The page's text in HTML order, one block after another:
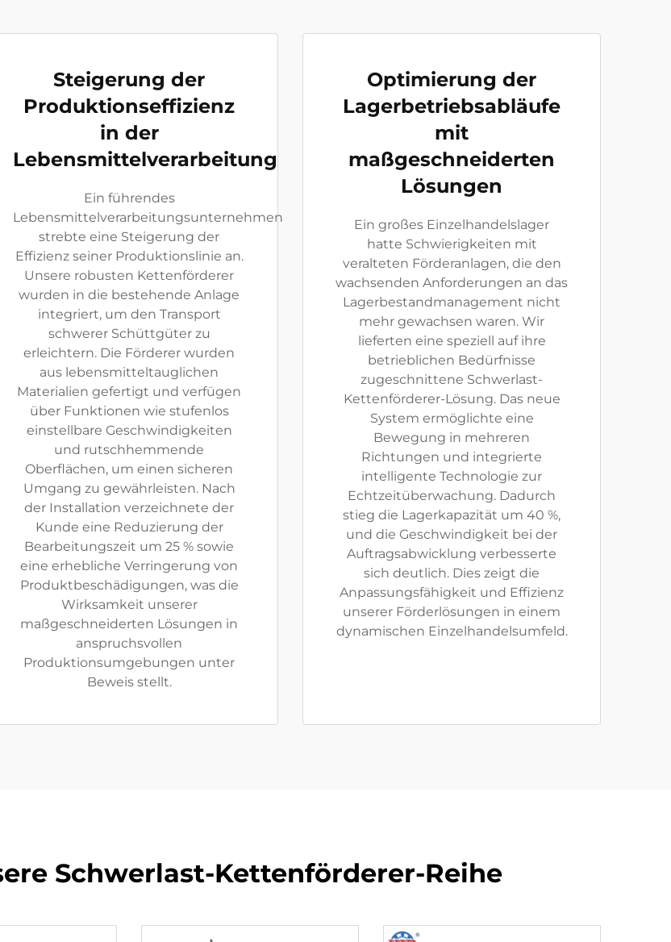
Steigerung der
Produktionseffizienz
in der
Lebensmittelverarbeitung
Ein führendes
Lebensmittelverarbeitungsunternehmen
strebte eine Steigerung der
Effizienz seiner Produktionslinie an.
Unsere robusten Kettenförderer
wurden in die bestehende Anlage
integriert, um den Transport
schwerer Schüttgüter zu
erleichtern. Die Förderer wurden
aus lebensmitteltauglichen
Materialien gefertigt und verfügen
über Funktionen wie stufenlos
einstellbare Geschwindigkeiten
und rutschhemmende
Oberflächen, um einen sicheren
Umgang zu gewährleisten. Nach
der Installation verzeichnete der
Kunde eine Reduzierung der
Bearbeitungszeit um 25 % sowie
eine erhebliche Verringerung von
Produktbeschädigungen, was die
Wirksamkeit unserer
maßgeschneiderten Lösungen in
anspruchsvollen
Produktionsumgebungen unter
Beweis stellt.
Optimierung der
Lagerbetriebsabläufe
mit
maßgeschneiderten
Lösungen
Ein großes Einzelhandelslager
hatte Schwierigkeiten mit
veralteten Förderanlagen, die den
wachsenden Anforderungen an das
Lagerbestandmanagement nicht
mehr gewachsen waren. Wir
lieferten eine speziell auf ihre
betrieblichen Bedürfnisse
zugeschnittene Schwerlast-
Kettenförderer-Lösung. Das neue
System ermöglichte eine
Bewegung in mehreren
Richtungen und integrierte
intelligente Technologie zur
Echtzeitüberwachung. Dadurch
stieg die Lagerkapazität um 40 %,
und die Geschwindigkeit bei der
Auftragsabwicklung verbesserte
sich deutlich. Dies zeigt die
Anpassungsfähigkeit und Effizienz
unserer Förderlösungen in einem
dynamischen Einzelhandelsumfeld.
Schwerlast-Kettenförderer-Reihe